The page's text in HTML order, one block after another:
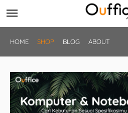
HOME SHOP BLOG ABOUT